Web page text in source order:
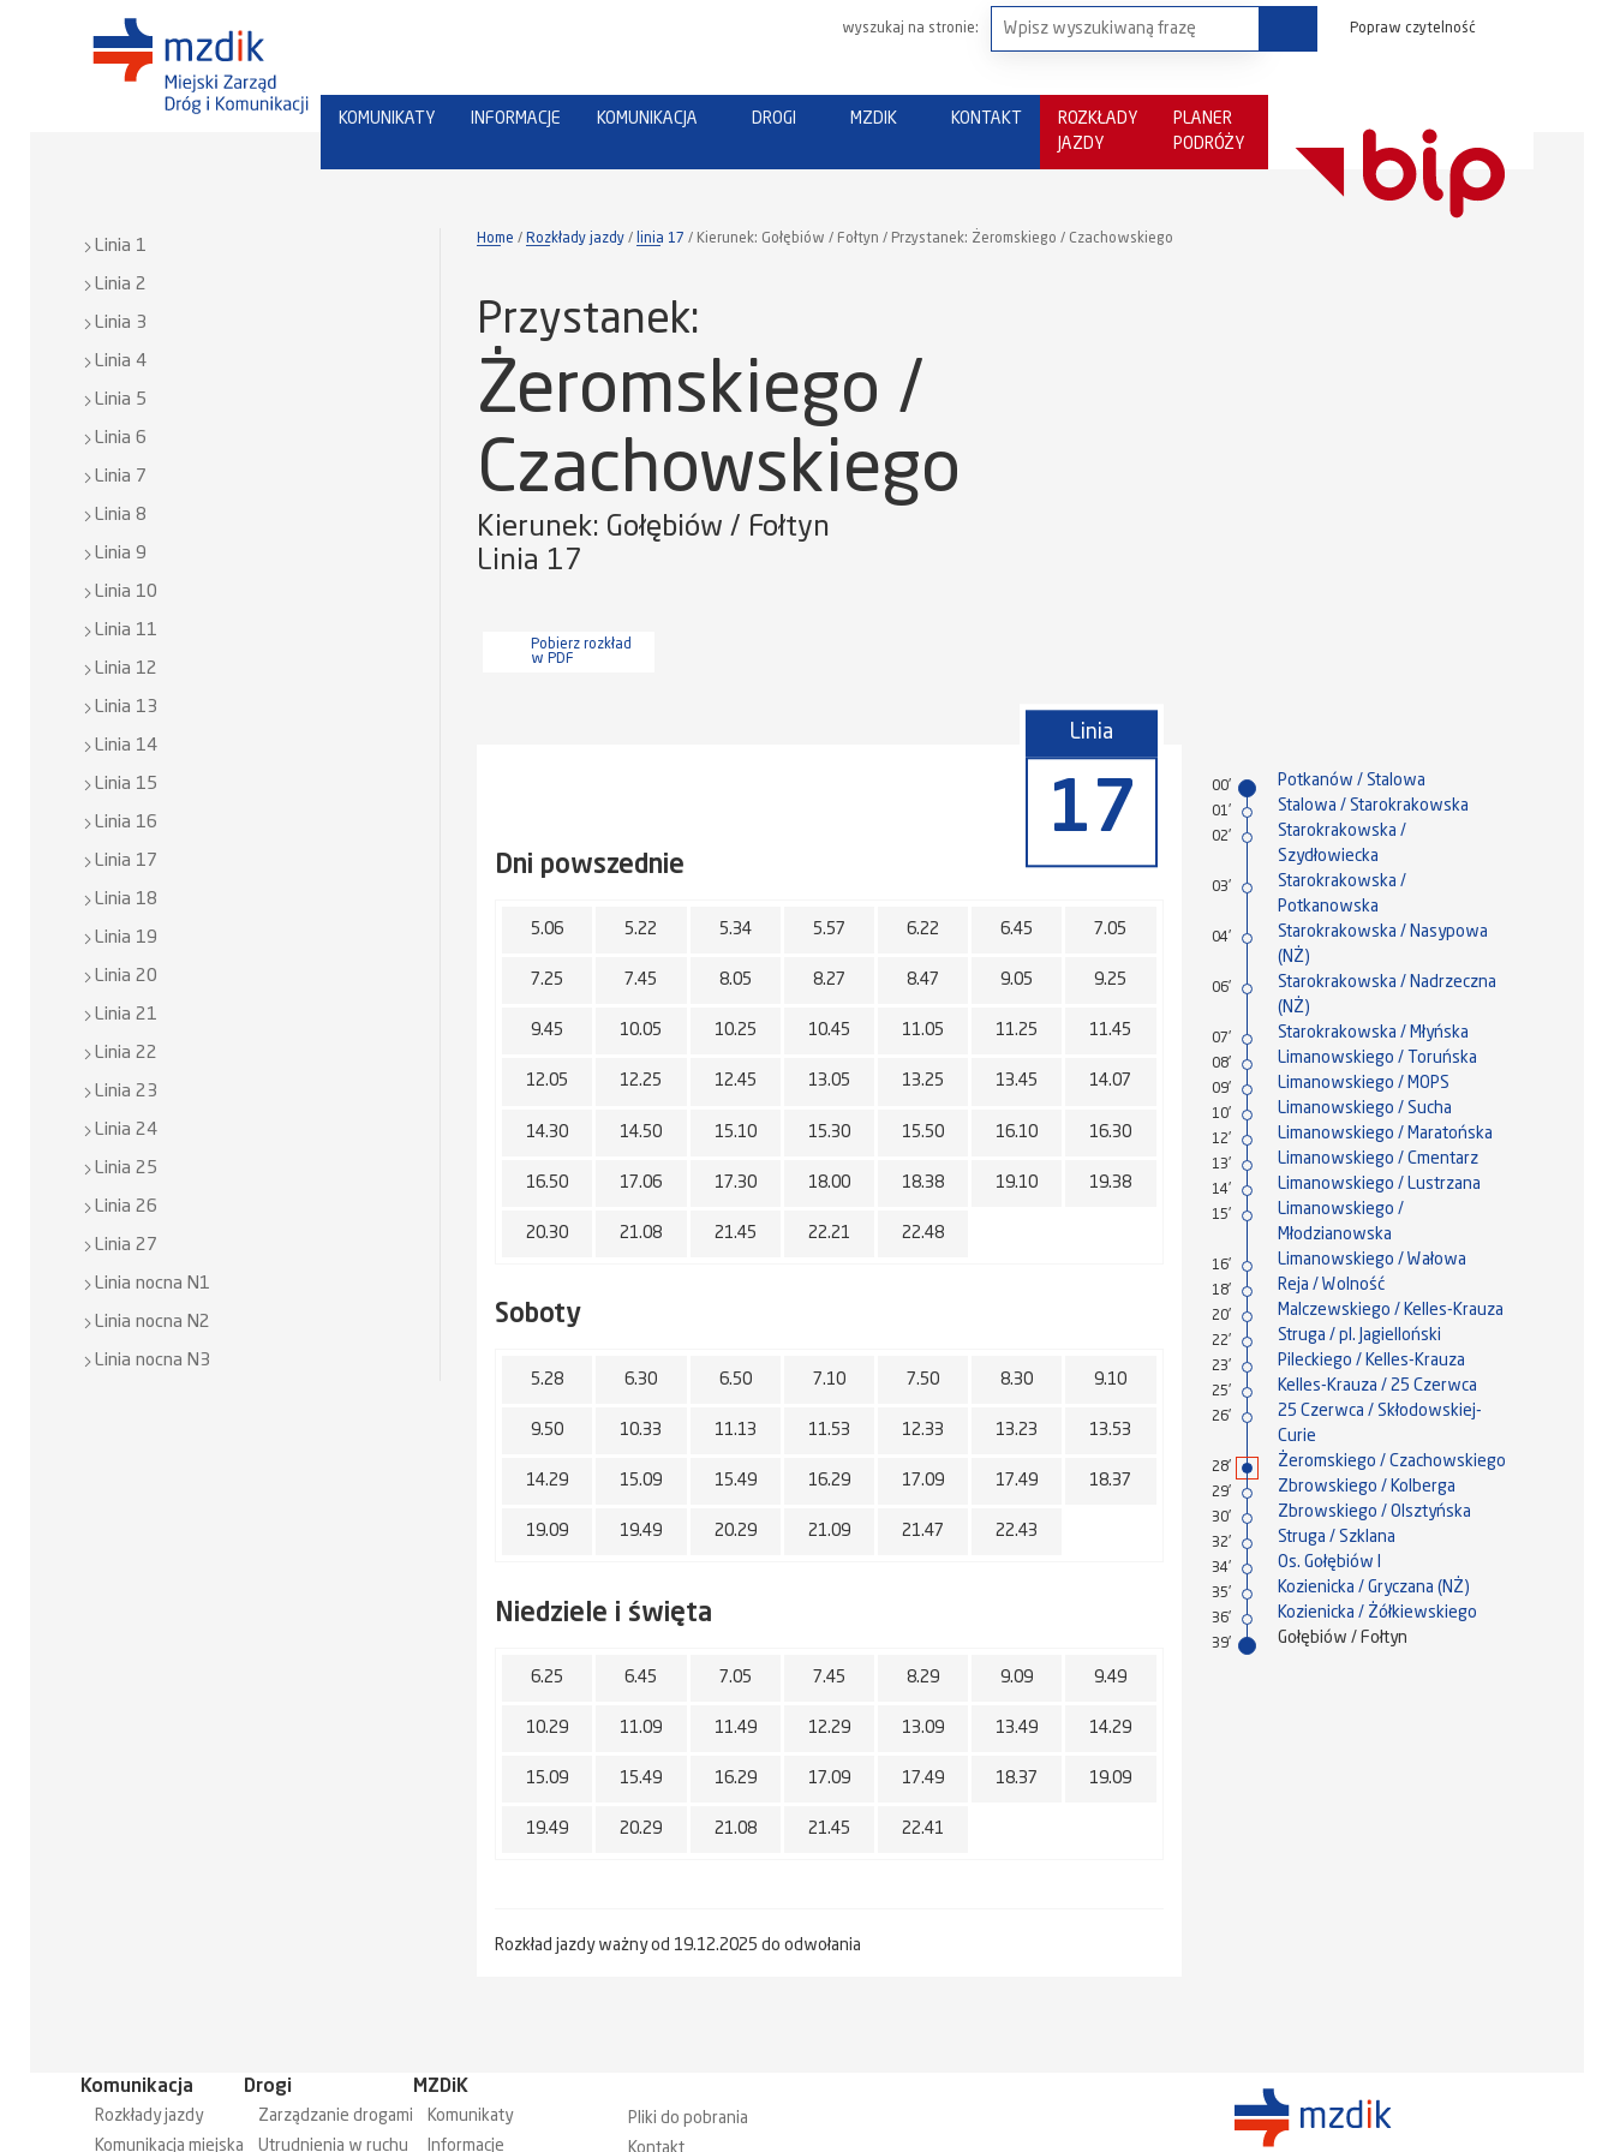
Popraw czytelność
KOMUNIKATY INFORMACJE KOMUNIKACJA DROGI MZDIK KONTAKT
ROZKŁADY
JAZDY
PLANER
PODRÓŻY
wyszukaj na stronie:
Home Rozkłady jazdy linia 17 Kierunek: Gołębiów / Fołtyn / Przystanek: Żeromskiego / Czachowskiego
Przystanek:
Żeromskiego /
Czachowskiego
Kierunek: Gołębiów / Fołtyn
Linia 17
Pobierz rozkład
w PDF
Linia
17
Dni powszednie
5.06 5.22 5.34 5.57 6.22 6.45 7.05
7.25 7.45 8.05 8.27 8.47 9.05 9.25
9.45 10.05 10.25 10.45 11.05 11.25 11.45
12.05 12.25 12.45 13.05 13.25 13.45 14.07
14.30 14.50 15.10 15.30 15.50 16.10 16.30
16.50 17.06 17.30 18.00 18.38 19.10 19.38
20.30 21.08 21.45 22.21 22.48
Soboty
5.28 6.30 6.50 7.10 7.50 8.30 9.10
9.50 10.33 11.13 11.53 12.33 13.23 13.53
14.29 15.09 15.49 16.29 17.09 17.49 18.37
19.09 19.49 20.29 21.09 21.47 22.43
Niedziele i święta
6.25 6.45 7.05 7.45 8.29 9.09 9.49
10.29 11.09 11.49 12.29 13.09 13.49 14.29
15.09 15.49 16.29 17.09 17.49 18.37 19.09
19.49 20.29 21.08 21.45 22.41
Rozkład jazdy ważny od 19.12.2025 do odwołania
00' Potkanów / Stalowa
01' Stalowa / Starokrakowska
02'
Starokrakowska /
Szydłowiecka
03'
Starokrakowska /
Potkanowska
04'
Starokrakowska / Nasypowa
(NŻ)
06'
Starokrakowska / Nadrzeczna
(NŻ)
07' Starokrakowska / Młyńska
08' Limanowskiego / Toruńska
09' Limanowskiego / MOPS
10' Limanowskiego / Sucha
12' Limanowskiego / Maratońska
13' Limanowskiego / Cmentarz
14' Limanowskiego / Lustrzana
15'
Limanowskiego /
Młodzianowska
16' Limanowskiego / Wałowa
18' Reja / Wolność
20' Malczewskiego / Kelles-Krauza
22' Struga / pl. Jagielloński
23' Pileckiego / Kelles-Krauza
25' Kelles-Krauza / 25 Czerwca
26'
25 Czerwca / Skłodowskiej-
Curie
28' Żeromskiego / Czachowskiego
29' Zbrowskiego / Kolberga
30' Zbrowskiego / Olsztyńska
32' Struga / Szklana
34' Os. Gołębiów I
35' Kozienicka / Gryczana (NŻ)
36' Kozienicka / Żółkiewskiego
39' Gołębiów / Fołtyn
Linia 1
Linia 2
Linia 3
Linia 4
Linia 5
Linia 6
Linia 7
Linia 8
Linia 9
Linia 10
Linia 11
Linia 12
Linia 13
Linia 14
Linia 15
Linia 16
Linia 17
Linia 18
Linia 19
Linia 20
Linia 21
Linia 22
Linia 23
Linia 24
Linia 25
Linia 26
Linia 27
Linia nocna N1
Linia nocna N2
Linia nocna N3
Komunikacja
Rozkłady jazdy
Komunikacja miejska
Drogi
Zarządzanie drogami
Utrudnienia w ruchu
MZDiK
Komunikaty
Informacje
Pliki do pobrania